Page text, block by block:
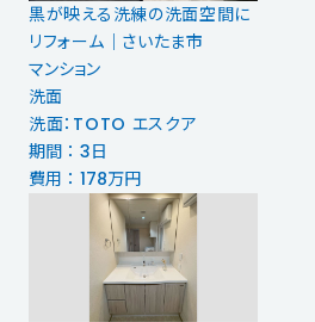
黒が映える洗練の洗面空間に
リフォーム｜さいたま市
マンション
洗面
洗面：TOTO エスクア
期間 ： 3日
費用 ： 178万円